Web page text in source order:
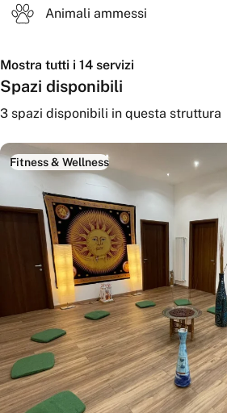
Animali ammessi
Mostra tutti i 14 servizi
Spazi disponibili
3 spazi disponibili in questa struttura
Fitness & Wellness